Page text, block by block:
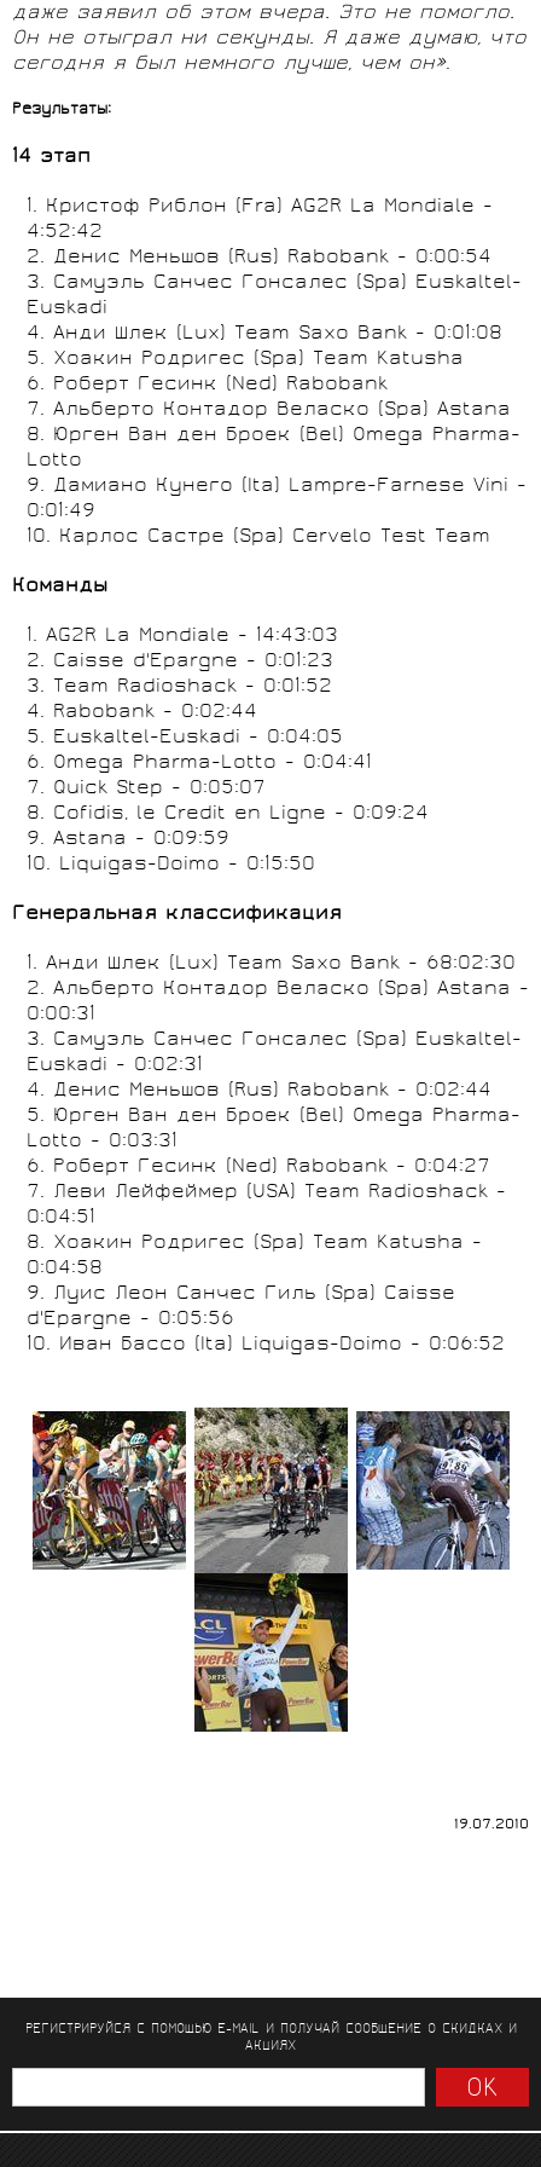
даже заявил об этом вчера. Это не помогло.
Он не отыграл ни секунды. Я даже думаю, что
сегодня я был немного лучше, чем он».
Результаты:
14 этап
1. Кристоф Риблон (Fra) AG2R La Mondiale -
4:52:42
2. Денис Меньшов (Rus) Rabobank - 0:00:54
3. Самуэль Санчес Гонсалес (Spa) Euskaltel-
Euskadi
4. Анди Шлек (Lux) Team Saxo Bank - 0:01:08
5. Хоакин Родригес (Spa) Team Katusha
6. Роберт Гесинк (Ned) Rabobank
7. Альберто Контадор Веласко (Spa) Astana
8. Юрген Ван ден Броек (Bel) Omega Pharma-
Lotto
9. Дамиано Кунего (Ita) Lampre-Farnese Vini -
0:01:49
10. Карлос Састре (Spa) Cervelo Test Team
Команды
1. AG2R La Mondiale - 14:43:03
2. Caisse d'Epargne - 0:01:23
3. Team Radioshack - 0:01:52
4. Rabobank - 0:02:44
5. Euskaltel-Euskadi - 0:04:05
6. Omega Pharma-Lotto - 0:04:41
7. Quick Step - 0:05:07
8. Cofidis, le Credit en Ligne - 0:09:24
9. Astana - 0:09:59
10. Liquigas-Doimo - 0:15:50
Генеральная классификация
1. Анди Шлек (Lux) Team Saxo Bank - 68:02:30
2. Альберто Контадор Веласко (Spa) Astana -
0:00:31
3. Самуэль Санчес Гонсалес (Spa) Euskaltel-
Euskadi - 0:02:31
4. Денис Меньшов (Rus) Rabobank - 0:02:44
5. Юрген Ван ден Броек (Bel) Omega Pharma-
Lotto - 0:03:31
6. Роберт Гесинк (Ned) Rabobank - 0:04:27
7. Леви Лейфеймер (USA) Team Radioshack -
0:04:51
8. Хоакин Родригес (Spa) Team Katusha -
0:04:58
9. Луис Леон Санчес Гиль (Spa) Caisse
d'Epargne - 0:05:56
10. Иван Бассо (Ita) Liquigas-Doimo - 0:06:52
19.07.2010
РЕГИСТРИРУЙСЯ С ПОМОЩЬЮ E-MAIL И ПОЛУЧАЙ СООБЩЕНИЕО СКИДКАХ И
АКЦИЯХ